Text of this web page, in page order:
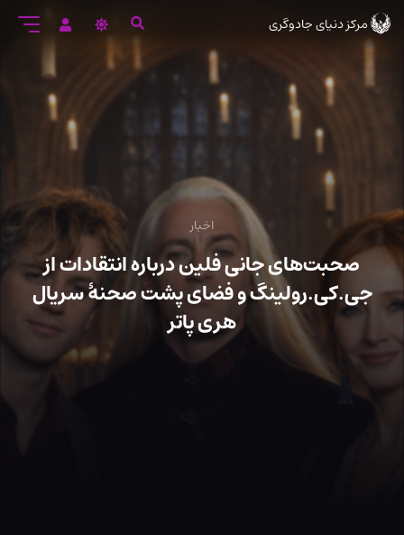
ورود
مرکز دنیای جادوگری
اخبار
صحبت‌های جانی فلین درباره انتقادات از
جی.کی.رولینگ و فضای پشت صحنۀ سریال
هری پاتر